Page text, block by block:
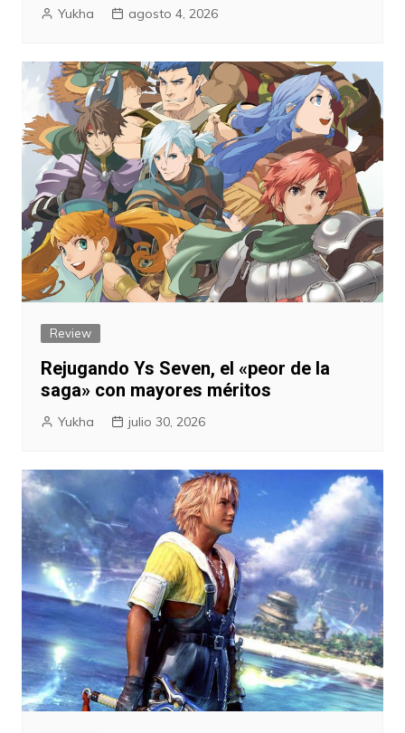
Yukha agosto 4, 2026
Review
Rejugando Ys Seven, el «peor de la
saga» con mayores méritos
Yukha julio 30, 2026